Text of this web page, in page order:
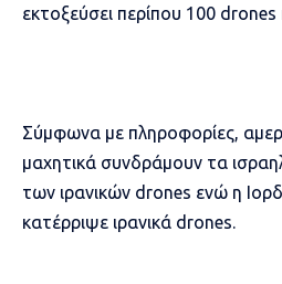
εκτοξεύσει περίπου 100
Σύμφωνα με πληροφορίες,
μαχητικά συνδράμουν τα
των ιρανικών drones ενώ η
κατέρριψε ιρανικά drones.